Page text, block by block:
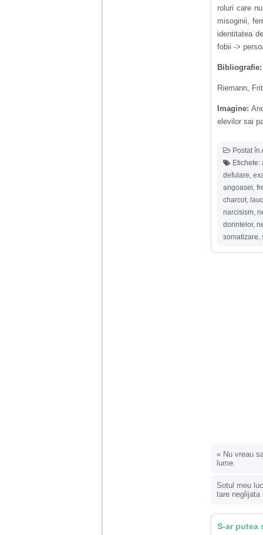
roluri care
misoginii,
identitatea
fobii ->
Bibliografie:
Riemann,
Imagine:
elevilor sai
Postat în
Etichete:
defulare
angoasei
charcot
narcisism
dorintelor,
somatizare
« Nu vreau
lume.
Sotul meu
tare neglijata
S-ar putea